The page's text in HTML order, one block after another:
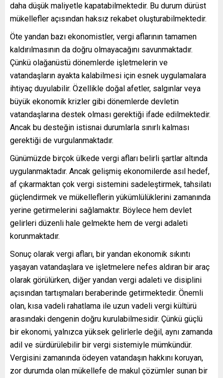
daha düşük maliyetle kapatabilmektedir. Bu durum dürüst
mükellefler açısından haksız rekabet oluşturabilmektedir.
Öte yandan bazı ekonomistler, vergi aflarının tamamen
kaldırılmasının da doğru olmayacağını savunmaktadır.
Çünkü olağanüstü dönemlerde işletmelerin ve
vatandaşların ayakta kalabilmesi için esnek uygulamalara
ihtiyaç duyulabilir. Özellikle doğal afetler, salgınlar veya
büyük ekonomik krizler gibi dönemlerde devletin
vatandaşlarına destek olması gerektiği ifade edilmektedir.
Ancak bu desteğin istisnai durumlarla sınırlı kalması
gerektiği de vurgulanmaktadır.
Günümüzde birçok ülkede vergi afları belirli şartlar altında
uygulanmaktadır. Ancak gelişmiş ekonomilerde asıl hedef,
af çıkarmaktan çok vergi sistemini sadeleştirmek, tahsilatı
güçlendirmek ve mükelleflerin yükümlülüklerini zamanında
yerine getirmelerini sağlamaktır. Böylece hem devlet
gelirleri düzenli hale gelmekte hem de vergi adaleti
korunmaktadır.
Sonuç olarak vergi afları, bir yandan ekonomik sıkıntı
yaşayan vatandaşlara ve işletmelere nefes aldıran bir araç
olarak görülürken, diğer yandan vergi adaleti ve disiplini
açısından tartışmaları beraberinde getirmektedir. Önemli
olan, kısa vadeli rahatlama ile uzun vadeli vergi kültürü
arasındaki dengenin doğru kurulabilmesidir. Çünkü güçlü
bir ekonomi, yalnızca yüksek gelirlerle değil, aynı zamanda
adil ve sürdürülebilir bir vergi sistemiyle mümkündür.
Vergisini zamanında ödeyen vatandaşın hakkını koruyan,
zor durumda olan mükellefe de makul çözümler sunan bir